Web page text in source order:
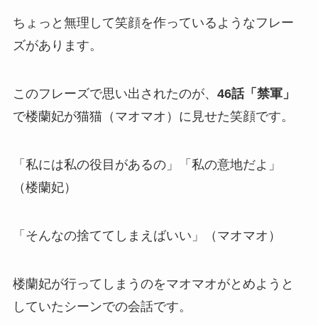
ちょっと無理して笑顔を作っているようなフレー
ズがあります。
このフレーズで思い出されたのが、 46話「禁軍」
で楼蘭妃が猫猫（マオマオ）に見せた笑顔です。
「私には私の役目があるの」「私の意地だよ」
（楼蘭妃）
「そんなの捨ててしまえばいい」（マオマオ）
楼蘭妃が行ってしまうのをマオマオがとめようと
していたシーンでの会話です。